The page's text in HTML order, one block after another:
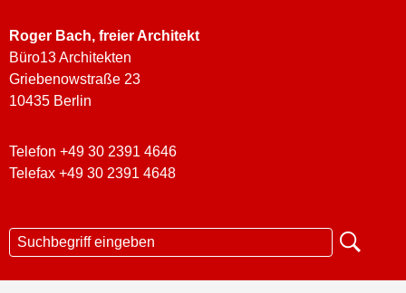
Roger Bach, freier Architekt
Büro13 Architekten
Griebenowstraße 23
10435 Berlin
Telefon +49 30 2391 4646
Telefax +49 30 2391 4648